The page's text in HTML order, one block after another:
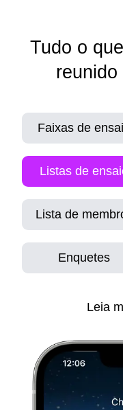
Tudo o
Faixas de
Listas de
Lista de
Enquetes
Leia